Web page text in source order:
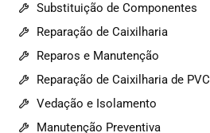
Substituição de Componentes
Reparação de Caixilharia
Reparos e Manutenção
Reparação de Caixilharia de PVC
Vedação e Isolamento
Manutenção Preventiva